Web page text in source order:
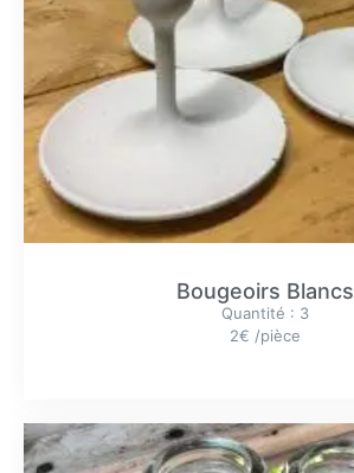
Bougeoirs Blancs
Quantité : 3
2€ /pièce